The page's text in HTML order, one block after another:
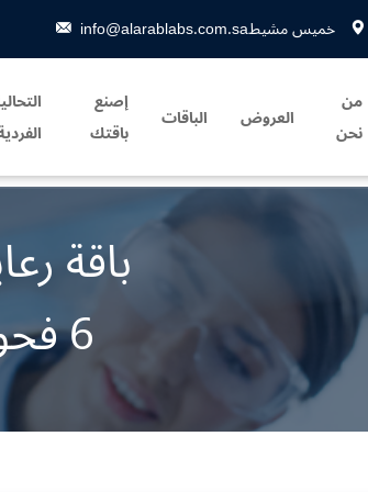
خميس مشيطinfo@alarablabs.com.sa
من
نحن
العروض الباقات
إصنع
باقتك
باقة
6 فحوصات